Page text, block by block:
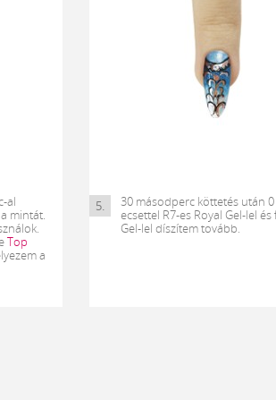
al
mintát.
Top
a
5.
30 másodperc köttetés után
ecsettel R7-es Royal Gel-lel
Gel-lel díszítem tovább.